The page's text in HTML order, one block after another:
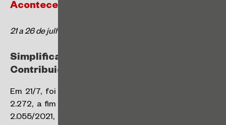
Acontece | Tributário
21 a 26 de julho de 2025
Simplificada a compensação de
Contribuições Previdenciárias
Em 21/7, foi publicada a Instrução Normativa RFB nº
2.272, a fim de alterar a Instrução Normativa RFB nº
2.055/2021, para dispensar a obrigatoriedade de